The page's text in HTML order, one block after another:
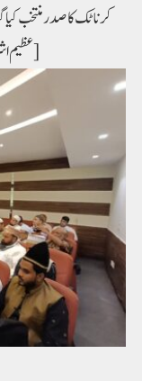
کرناٹک کا صدرمنتخب کیا
عظیم اشرف اور شمیم قریشی کو یوتھ ونگ کی ذمہ داری سونپی گئی۔]